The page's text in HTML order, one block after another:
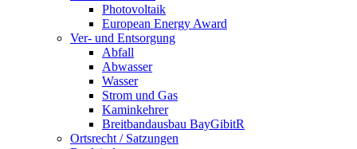
Photovoltaik
European Energy Award
Ver- und Entsorgung
Abfall
Abwasser
Wasser
Strom und Gas
Kaminkehrer
Breitbandausbau BayGibitR
Ortsrecht / Satzungen